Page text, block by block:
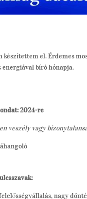
el. Érdemes
energiával bíró hónapja.
2024-re
veszély vagy
nagy